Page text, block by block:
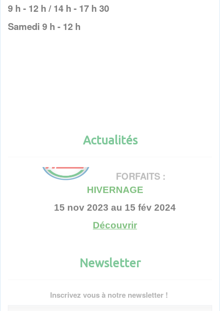
9 h - 12 h / 14 h - 17 h 30
Samedi 9 h - 12 h
ActualitésActualités
HIVERNAGE
Newsletter
Inscrivez vous à notre newsletter !